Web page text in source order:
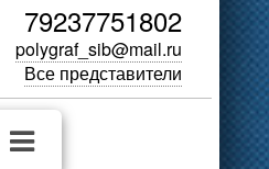
79237751802
polygraf_sib@mail.ru
Все представители